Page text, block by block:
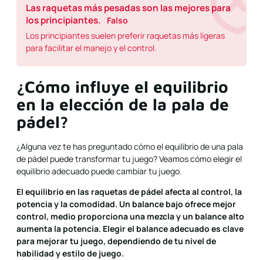
Las raquetas más pesadas son las mejores para
los principiantes.
Falso
Los principiantes suelen preferir raquetas más ligeras
para facilitar el manejo y el control.
¿Cómo influye el equilibrio
en la elección de la pala de
pádel?
¿Alguna vez te has preguntado cómo el equilibrio de una pala
de pádel puede transformar tu juego? Veamos cómo elegir el
equilibrio adecuado puede cambiar tu juego.
El equilibrio en las raquetas de pádel afecta al control, la
potencia y la comodidad. Un balance bajo ofrece mejor
control, medio proporciona una mezcla y un balance alto
aumenta la potencia. Elegir el balance adecuado es clave
para mejorar tu juego, dependiendo de tu nivel de
habilidad y estilo de juego.